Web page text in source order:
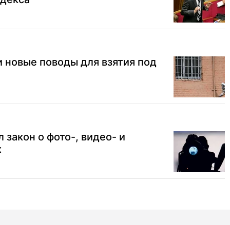
новые поводы для взятия под
закон о фото-, видео- и